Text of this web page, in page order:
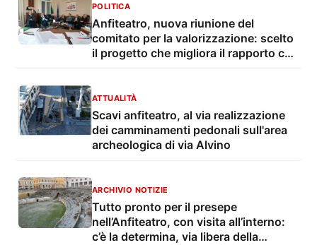
POLITICA
Anfiteatro, nuova riunione del
comitato per la valorizzazione: scelto
il progetto che migliora il rapporto con
ATTUALITÀ
Scavi anfiteatro, al via realizzazione
dei camminamenti pedonali sull'area
archeologica di via Alvino
ARCHIVIO NOTIZIE
Tutto pronto per il presepe
nell’Anfiteatro, con visita all’interno:
c’è la determina, via libera della